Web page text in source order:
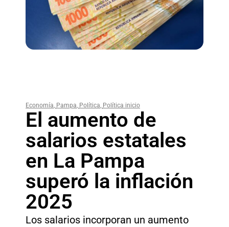
Economía, Pampa, Política, Política inicio
El aumento de
salarios estatales
en La Pampa
superó la inflación
2025
Los salarios incorporan un aumento